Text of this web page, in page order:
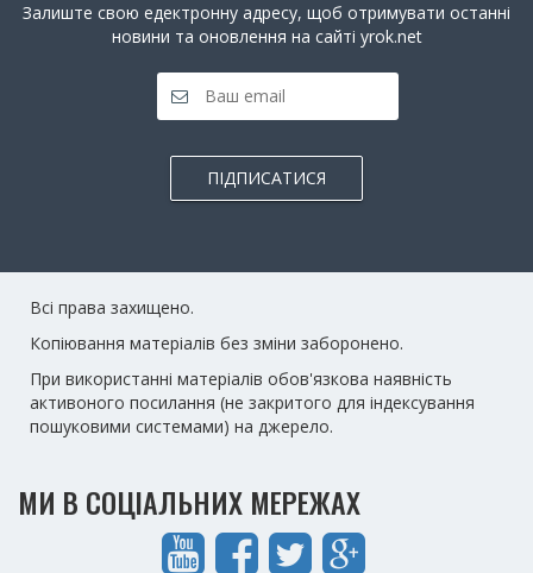
Залиште свою едектронну адресу, щоб отримувати останні
новини та оновлення на сайті yrok.net
ПІДПИСАТИСЯ
Всі права захищено.
Копіювання матеріалів без зміни заборонено.
При використанні матеріалів обов'язкова наявність
активоного посилання (не закритого для індексування
пошуковими системами) на джерело.
МИ В СОЦІАЛЬНИХ МЕРЕЖАХ